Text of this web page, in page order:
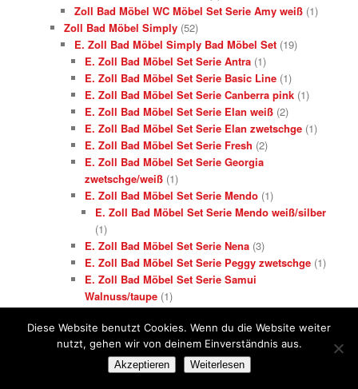
Zoll Bad Möbel WC Möbel Set Serie Amy weiß (1)
Zoll Bad Möbel Simply (52)
E. Zoll Bad Möbel Simply Bad Möbel Set (19)
E. Zoll Bad Möbel Set Serie Antra (1)
E. Zoll Bad Möbel Set Serie Basic Line (1)
E. Zoll Bad Möbel Set Serie Canberra pink (1)
E. Zoll Bad Möbel Set Serie Elan weiß (2)
E. Zoll Bad Möbel Set Serie Elan zwetschge (1)
E. Zoll Bad Möbel Set Serie Fresh (2)
E. Zoll Bad Möbel Set Serie Georgia
zwetschge/weiß (1)
E. Zoll Bad Möbel Set Serie Mendo (1)
E. Zoll Bad Möbel Set Serie Mendo weiß/silber
(1)
E. Zoll Bad Möbel Set Serie Nena (3)
E. Zoll Bad Möbel Set Serie Peggy zwetschge (1)
E. Zoll Bad Möbel Set Serie Samui
Walnuss/taupe (1)
E. Zoll Bad Möbel Set Serie Savona(2)
E. Zoll Badmöbel Bad Serie Möbel Peggy weiß
(1)
E. Zoll Bad Möbel Simply Badblöcke
Diese Website benutzt Cookies. Wenn du die Website weiter
nutzt, gehen wir von deinem Einverständnis aus.
Akzeptieren Weiterlesen